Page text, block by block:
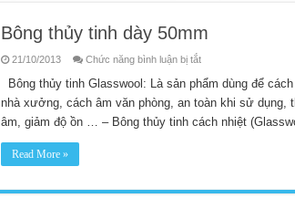
Bông thủy tinh dày 50mm
21/10/2013 Chức năng bình luận bị tắtở
thủy
tinh
dày
Bông thủy tinh Glasswool: Là sản phẩm dùng để
nhà xưởng, cách âm văn phòng, an toàn khi sử dụng,
âm, giảm độ ồn … – Bông thủy tinh cách nhiệt
Read More »